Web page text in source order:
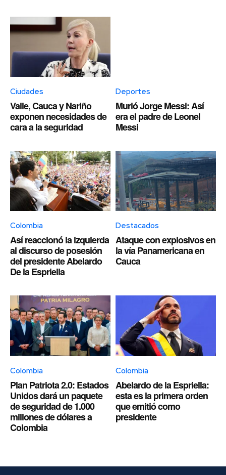
Ciudades
Valle, Cauca y Nariño
exponen necesidades de
cara a la seguridad
Deportes
Murió Jorge Messi: Así
era el padre de Leonel
Messi
Colombia
Así reaccionó la izquierda
al discurso de posesión
del presidente Abelardo
De la Espriella
Destacados
Ataque con explosivos en
la vía Panamericana en
Cauca
Colombia
Plan Patriota 2.0: Estados
Unidos dará un paquete
de seguridad de 1.000
millones de dólares a
Colombia
Colombia
Abelardo de la Espriella:
esta es la primera orden
que emitió como
presidente